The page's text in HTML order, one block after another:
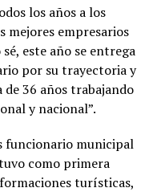
los años a los
empresarios
este año se entrega
por su trayectoria y
de 36 años trabajando
y nacional”.
funcionario municipal
como primera
turísticas,